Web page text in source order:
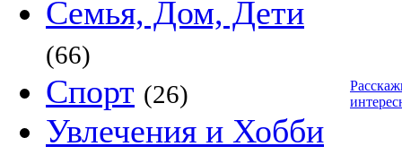
Семья, Дом, Дети
(66)
Спорт (26)
Увлечения и Хобби